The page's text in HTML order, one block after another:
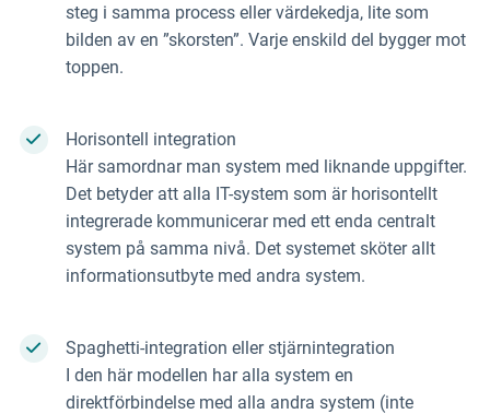
steg i samma pro­cess eller värdekedja, lite som
bilden av en ”skorsten”. Varje enskild del bygger mot
toppen.
Horisontell integration
Här samordnar man system med liknande uppgifter.
Det betyder att alla IT-system som är horisontellt
integrerade kommunicerar med ett enda centralt
system på samma nivå. Det systemet sköter allt
informationsutbyte med andra system.
Spaghetti-integration eller stjärnintegration
I den här modellen har alla system en
direktförbindelse med alla andra system (inte